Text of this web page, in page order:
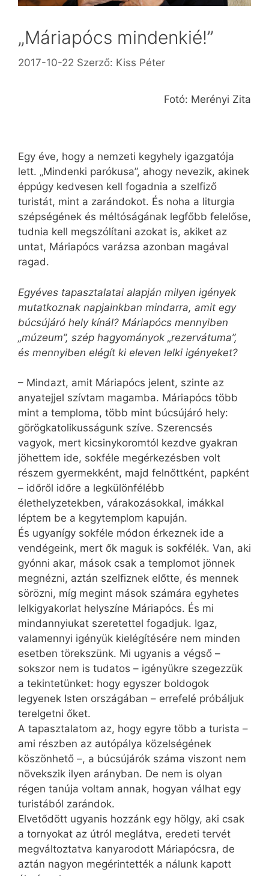
„Máriapócs mindenkié!”
2017-10-22 Szerző: Kiss Péter
Fotó: Merényi Zita
Egy éve, hogy a nemzeti kegyhely igazgatója
lett. „Mindenki parókusa”, ahogy nevezik, akinek
éppúgy kedvesen kell fogadnia a szelfiző
turistát, mint a zarándokot. És noha a liturgia
szépségének és méltóságának legfőbb felelőse,
tudnia kell megszólítani azokat is, akiket az
untat, Máriapócs varázsa azonban magával
ragad.
Egyéves tapasztalatai alapján milyen igények
mutatkoznak napjainkban mind­arra, amit egy
búcsújáró hely kínál? Máriapócs mennyiben
„múzeum”, szép hagyományok „rezervátuma”,
és mennyiben elégít ki eleven lelki igényeket?
– Mindazt, amit Máriapócs jelent, szinte az
anyatejjel szívtam magamba. Máriapócs több
mint a temploma, több mint búcsújáró hely:
görögkatolikusságunk szíve. Szerencsés
vagyok, mert kicsinykoromtól kezdve gyakran
jöhettem ide, sokféle megérkezésben volt
részem gyermekként, majd felnőttként, papként
– időről időre a legkülönfélébb
élethelyzetekben, várakozásokkal, imákkal
léptem be a kegytemplom kapuján.
És ugyanígy sokféle módon érkeznek ide a
vendégeink, mert ők maguk is sokfélék. Van, aki
gyónni akar, mások csak a templomot jönnek
megnézni, aztán szelfiznek előtte, és mennek
sörözni, míg megint mások számára egyhetes
lelkigyakorlat helyszíne Máriapócs. És mi
mindannyiukat szeretettel fogadjuk. Igaz,
valamennyi igényük kielégítésére nem minden
esetben törekszünk. Mi ugyanis a végső –
sokszor nem is tudatos – igényükre szegezzük
a tekintetünket: hogy egyszer boldogok
legyenek Isten országában – errefelé próbáljuk
terelgetni őket.
A tapasztalatom az, hogy egyre több a turista –
ami részben az autópálya közelségének
köszönhető –, a búcsújárók száma viszont nem
növekszik ilyen arányban. De nem is olyan
régen tanúja voltam annak, hogyan válhat egy
turistából zarándok.
Elvetődött ugyanis hozzánk egy hölgy, aki csak
a tornyokat az útról meglátva, eredeti tervét
megváltoztatva kanyarodott Máriapócsra, de
aztán nagyon megérintették a nálunk kapott